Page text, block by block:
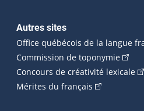
Autres sites
Office québécois de la langue
Commission de toponymie(Cet
Concours de créativité lexicale
Mérites du français (Cet